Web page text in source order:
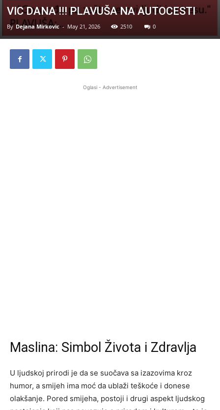
VIC DANA !!! PLAVUŠA NA AUTOCESTI
By Dejana Mirkovic - May 21, 2026 2510 0
Oglasi - Advertisement
Maslina: Simbol Života i Zdravlja
U ljudskoj prirodi je da se suočava sa izazovima kroz
humor, a smijeh ima moć da ublaži teškoće i donese
olakšanje. Pored smijeha, postoji i drugi aspekt ljudskog